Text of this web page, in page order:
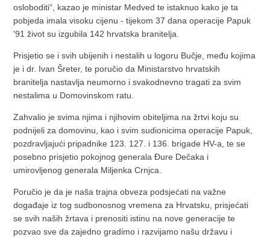
osloboditi“, kazao je ministar Medved te istaknuo kako je ta
pobjeda imala visoku cijenu - tijekom 37 dana operacije Papuk
'91 život su izgubila 142 hrvatska branitelja.
Prisjetio se i svih ubijenih i nestalih u logoru Bučje, među kojima
je i dr. Ivan Šreter, te poručio da Ministarstvo hrvatskih
branitelja nastavlja neumorno i svakodnevno tragati za svim
nestalima u Domovinskom ratu.
Zahvalio je svima njima i njihovim obiteljima na žrtvi koju su
podnijeli za domovinu, kao i svim sudionicima operacije Papuk,
pozdravljajući pripadnike 123. 127. i 136. brigade HV-a, te se
posebno prisjetio pokojnog generala Đure Dečaka i
umirovljenog generala Miljenka Crnjca.
Poručio je da je naša trajna obveza podsjećati na važne
događaje iz tog sudbonosnog vremena za Hrvatsku, prisjećati
se svih naših žrtava i prenositi istinu na nove generacije te
pozvao sve da zajedno gradimo i razvijamo našu državu i